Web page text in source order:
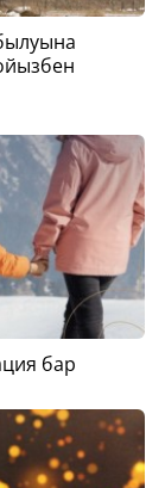
бар